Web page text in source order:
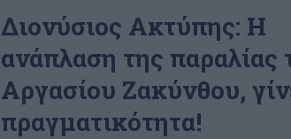
Διονύσιος Ακτύπης: Η
ανάπλαση της παραλίας
Αργασίου Ζακύνθου,
πραγματικότητα!